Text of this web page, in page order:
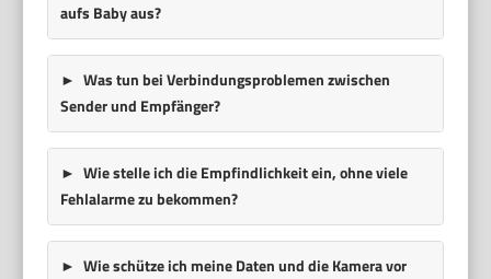
aufs Baby aus?
Was tun bei Verbindungsproblemen zwischen
Sender und Empfänger?
Wie stelle ich die Empfindlichkeit ein, ohne viele
Fehlalarme zu bekommen?
Wie schütze ich meine Daten und die Kamera vor